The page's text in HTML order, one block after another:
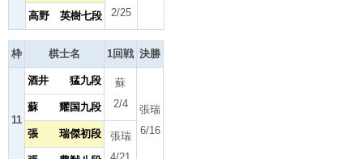
2/25
高野 英樹七段
枠 棋士名 1回戦 決勝
11
酒井 猛九段
蘇
2/4
張瑞
6/16
蘇 耀国九段
張 瑞傑初段
張瑞